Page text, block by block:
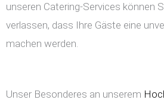
unseren Catering-Services können
verlassen, dass Ihre Gäste eine
machen werden.
Unser Besonderes an unserem